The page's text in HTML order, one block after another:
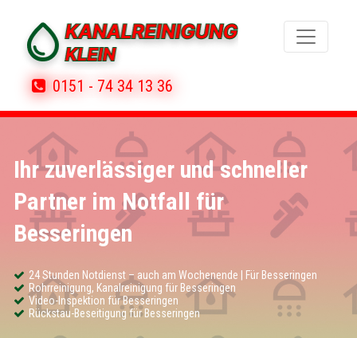
0151 - 74 34 13 36
Ihr zuverlässiger und schneller
Partner im Notfall für
Besseringen
24 Stunden Notdienst – auch am Wochenende | Für Besseringen
Rohrreinigung, Kanalreinigung für Besseringen
Video-Inspektion für Besseringen
Rückstau-Beseitigung für Besseringen